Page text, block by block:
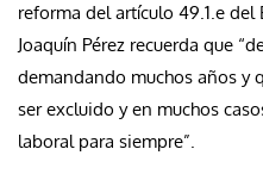
reforma del artículo 49.1.e del
Joaquín Pérez recuerda que
demandando muchos años y
ser excluido y en muchos
laboral para siempre”.